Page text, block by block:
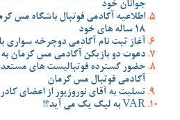
جوانان خود
اطلاعیه آکادمی فوتبال باشگاه مس
18 ساله های خود
آغاز ثبت نام آکادمی دوچرخه سواری
دعوت دو بازیکن آکادمی مس کرمان به
حضور گسترده فوتبالیست های
آکادمی فوتبال مس کرمان
تسلیت به آقای نوروزپور از اعضای
VAR به لیگ یک می آید؟!